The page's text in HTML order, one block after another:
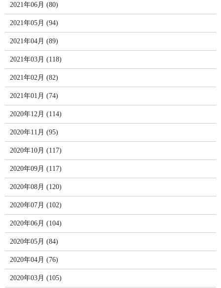
2021年06月 (80)
2021年05月 (94)
2021年04月 (89)
2021年03月 (118)
2021年02月 (82)
2021年01月 (74)
2020年12月 (114)
2020年11月 (95)
2020年10月 (117)
2020年09月 (117)
2020年08月 (120)
2020年07月 (102)
2020年06月 (104)
2020年05月 (84)
2020年04月 (76)
2020年03月 (105)